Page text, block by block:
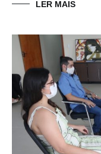
LER MAIS